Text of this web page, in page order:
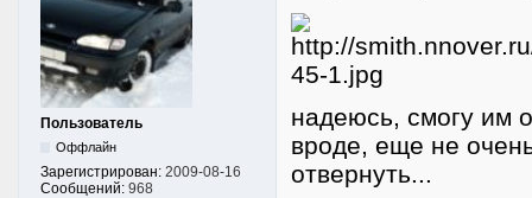
Пользователь
Оффлайн
Зарегистрирован: 2009-08-16
Сообщений: 968
надеюсь, смогу им
вроде, еще не
отвернуть...